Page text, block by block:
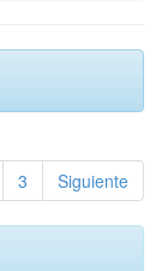
3 Siguiente